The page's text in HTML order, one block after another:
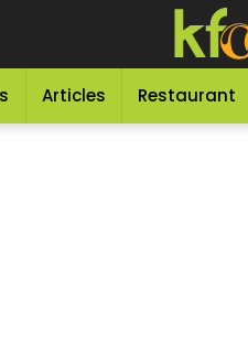
Articles Restaurant